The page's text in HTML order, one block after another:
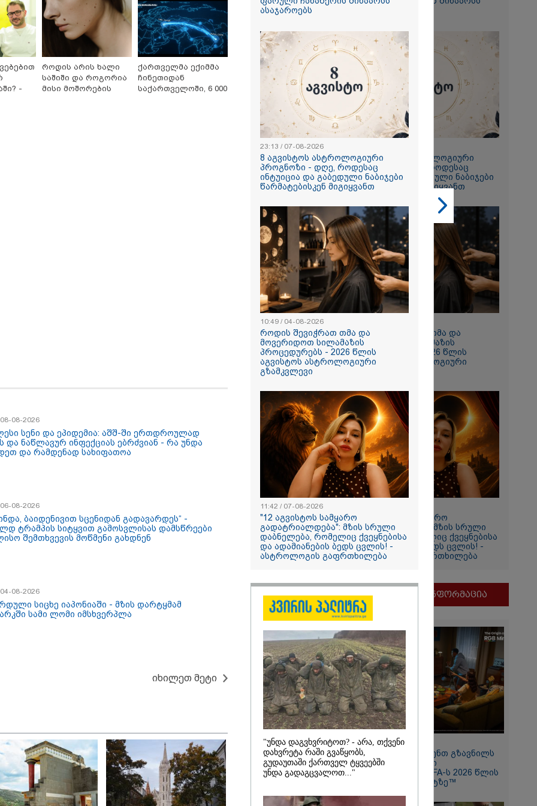
08-2026 16:41 / 08-08-2026
"კაპროვანში ზღვამ კიდევ
ერთი ჭურვი გამორიყა,
მობილიზებულია
- რას წერს და რა
კადრებს აქვეყნებს
თათია ნიკოლაშვილი?
15:03 / 08-08-2026
ბრუკლინელმა ქალმა
ოჯახის რელიკვია,
შემთხვევით ნაგავში
გადააგდო - ბეჭდები 9
ტონა ნაგავში იპოვეს
გადაცილებულ
შეეხებათ! -
აღენიშნება უამრავი
დაზიანება...
სავარაუდოდ, ეძებდნენ
გაუსწორდნენ?
"ფოტოსურათი,
რომელზეც ახლა
ვისაუბრებ, ნია იმნაძის
ერთ-ერთმა მეგობარმა
გამომიგზავნა..." - ეკა
რას აცხადებს ირაკლი
ელექტროენერგიის
რამდენჯერმე
დაკავშირებით?
08-08-2026
ბარამიძემ
არასწორად
მაგრამ
არ ეკუთვნის
16:22 / 08-08-2026
"აი, ეს არის სამშობლოს
ღალატი" - როგორ
ეხმაურება ნიკა გვარამია
აგვისტოს ომთან
8 აგვისტოს ასტროლოგიური
პროგნოზი - დღე, როდესაც
ინტუიცია და გაბედული ნაბიჯები
წარმატებისკენ მიგიყვანთ
როდის შევიჭრათ თმა და
მოვერიდოთ სილამაზის
პროცედურებს - 2026 წლის
აგვისტოს ასტროლოგიური
"12 აგვისტოს სამყარო
გადატრიალდება": მზის სრული
დაბნელება, რომელიც ქვეყნებისა
და ადამიანების ბედს ცვლის! -
ასტროლოგის გაფრთხილება
მნიშვნელოვანი ინფორმაცია
11:13 / 05-08-2026
Hisense წარმოგიდგენთ გზავნილს
"ინოვაციები უკეთესი
ცხოვრებისათვის" FIFA-ს 2026 წლის
მსოფლიო ჩემპიონატზე™
-
როდის არის ხალი
საშიში და როგორია
მისი მოშორების
ქართველმა ექიმმა
ჩინეთიდან
საქართველოში, 6 000
08-2026
სენი და ეპიდემია: აშშ-ში ერთდროულად
და ნაწლავურ ინფექციას ებრძვიან - რა უნდა
და რამდენად სახიფათოა
08-2026
ბაიდენივით სცენიდან გადავარდეს“ -
ტრამპის სიტყვით გამოსვლისას დამსწრეები
შემთხვევის მოწმენი გახდნენ
08-2026
სიცხე იაპონიაში - მზის დარტყმამ
სამი ლომი იმსხვერპლა
იხილეთ მეტი
ასაჯაროებს
23:13 / 07-08-2026
8 აგვისტოს ასტროლოგიური
პროგნოზი - დღე, როდესაც
ინტუიცია და გაბედული ნაბიჯები
წარმატებისკენ მიგიყვანთ
10:49 / 04-08-2026
როდის შევიჭრათ თმა და
მოვერიდოთ სილამაზის
პროცედურებს - 2026 წლის
აგვისტოს ასტროლოგიური
გზამკვლევი
11:42 / 07-08-2026
"12 აგვისტოს სამყარო
გადატრიალდება": მზის სრული
დაბნელება, რომელიც ქვეყნებისა
და ადამიანების ბედს ცვლის! -
ასტროლოგის გაფრთხილება
"უნდა დაგვხვრიტოთ? - არა, თქვენი
დახვრეტა რაში გვაწყობს,
გუდაუთაში ქართველ ტყვეებში
უნდა გადაგცვალოთ..."